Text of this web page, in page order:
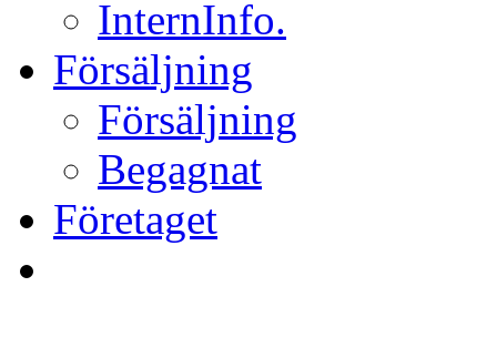
InternInfo.
Försäljning
Försäljning
Begagnat
Företaget